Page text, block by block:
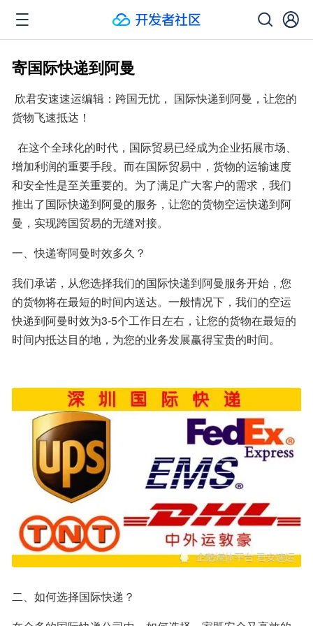
寄国际快递到阿曼
货物飞速抵达！
增加利润的重要手段。而在国际贸易中，货物的运输速度
和安全性是至关重要的。为了满足广大客户的需求，我们
推出了国际快递到阿曼的服务，让您的货物空运快递到阿
曼，实现跨国贸易的无缝对接。
一、快递寄阿曼时效多久？
我们承诺，从您选择我们的国际快递到阿曼服务开始，您
的货物将在最短的时间内送达。一般情况下，我们的空运
快递到阿曼时效为3-5个工作日左右，让您的货物在最短的
时间内抵达目的地，为您的业务发展赢得宝贵的时间。
二、如何选择国际快递？